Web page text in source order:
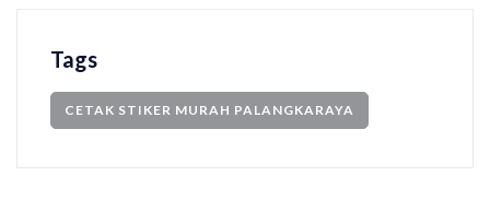
Tags
CETAK STIKER MURAH PALANGKARAYA